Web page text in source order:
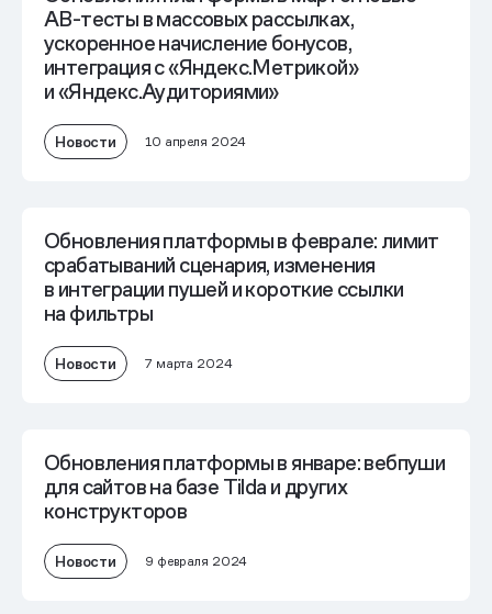
AB-тесты в массовых рассылках,
ускоренное начисление бонусов,
интеграция с «Яндекс.Метрикой»
и «Яндекс.Аудиториями»
Новости 10 апреля 2024
Обновления платформы в феврале: лимит
срабатываний сценария, изменения
в интеграции пушей и короткие ссылки
на фильтры
Новости 7 марта 2024
Обновления платформы в январе: вебпуши
для сайтов на базе Tilda и других
конструкторов
Новости 9 февраля 2024